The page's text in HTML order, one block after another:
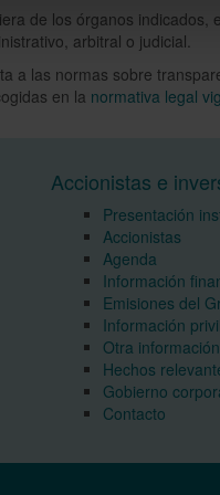
de los órganos indicados,
arbitral o judicial.
a las normas sobre
en la normativa legal
Accionistas e
Presentación
Accionistas
Agenda
Información
Emisiones del
Información
Otra
Hechos
Gobierno
Contacto